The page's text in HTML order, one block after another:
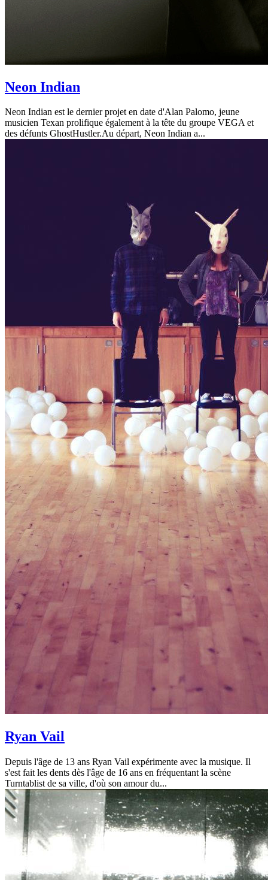
Neon Indian
Neon Indian est le dernier projet en date d'Alan Palomo, jeune
musicien Texan prolifique également à la tête du groupe VEGA et
des défunts GhostHustler.Au départ, Neon Indian a...
Ryan Vail
Depuis l'âge de 13 ans Ryan Vail expérimente avec la musique. Il
s'est fait les dents dès l'âge de 16 ans en fréquentant la scène
Turntablist de sa ville, d'où son amour du...